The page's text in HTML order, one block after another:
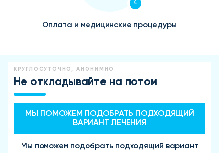
4
Оплата и медицинские процедуры
КРУГЛОСУТОЧНО, АНОНИМНО
Не откладывайте на потом
МЫ ПОМОЖЕМ ПОДОБРАТЬ ПОДХОДЯЩИЙ
ВАРИАНТ ЛЕЧЕНИЯ
Мы поможем подобрать подходящий вариант